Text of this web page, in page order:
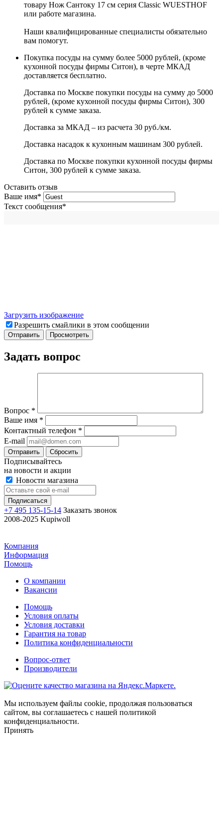
товару Нож Сантоку 17 см серия Classic WUESTHOF
или работе магазина.
Наши квалифицированные специалисты обязательно
вам помогут.
Покупка посуды на сумму более 5000 рублей, (кроме
кухонной посуды фирмы Ситон), в черте МКАД
доставляется бесплатно.
Доставка по Москве покупки посуды на сумму до 5000
рублей, (кроме кухонной посуды фирмы Ситон), 300
рублей к сумме заказа.
Доставка за МКАД – из расчета 30 руб./км.
Доставка насадок к кухонным машинам 300 рублей.
Доставка по Москве покупки кухонной посуды фирмы
Ситон, 300 рублей к сумме заказа.
Оставить отзыв
Ваше имя*
Текст сообщения*
Загрузить изображение
Разрешить смайлики в этом сообщении
Задать вопрос
Вопрос *
Ваше имя *
Контактный телефон *
E-mail
Отправить Сбросить
Подписывайтесь
на новости и акции
Новости магазина
+7 495 135-15-14 Заказать звонок
2008-2025 Kupiwoll
Компания
Информация
Помощь
О компании
Вакансии
Помощь
Условия оплаты
Условия доставки
Гарантия на товар
Политика конфиденциальности
Вопрос-ответ
Производители
Мы используем файлы cookie, продолжая пользоваться
сайтом, вы соглашаетесь с нашей политикой
конфиденциальности.
Принять